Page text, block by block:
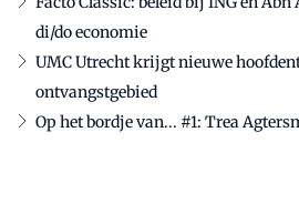
di/do economie
UMC Utrecht krijgt nieuwe
ontvangstgebied
Op het bordje van... #1: Trea